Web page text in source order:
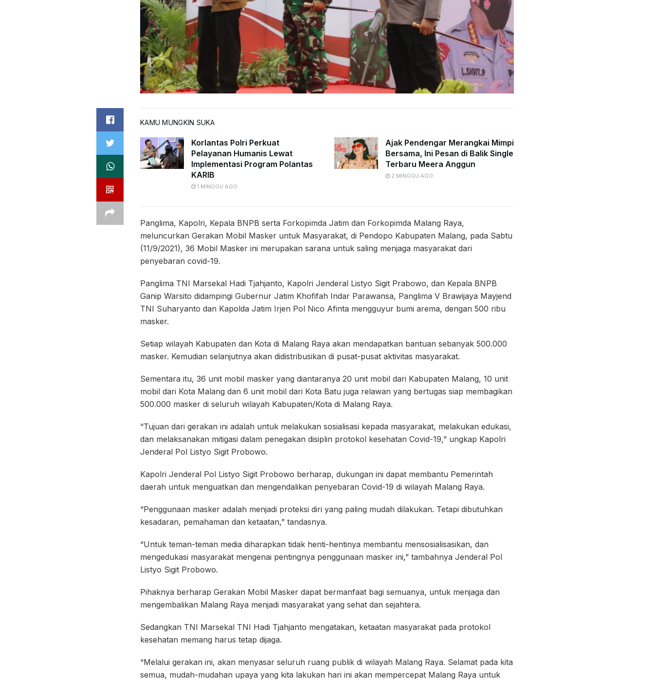
KAMU MUNGKIN SUKA
Korlantas Polri Perkuat
Pelayanan Humanis Lewat
Implementasi Program Polantas
KARIB
1 MINGGU AGO
Ajak Pendengar Merangkai Mimpi
Bersama, Ini Pesan di Balik Single
Terbaru Meera Anggun
2 MINGGU AGO
Panglima, Kapolri, Kepala BNPB serta Forkopimda Jatim dan Forkopimda Malang Raya,
meluncurkan Gerakan Mobil Masker untuk Masyarakat, di Pendopo Kabupaten Malang, pada Sabtu
(11/9/2021), 36 Mobil Masker ini merupakan sarana untuk saling menjaga masyarakat dari
penyebaran covid-19.
Panglima TNI Marsekal Hadi Tjahjanto, Kapolri Jenderal Listyo Sigit Prabowo, dan Kepala BNPB
Ganip Warsito didampingi Gubernur Jatim Khofifah Indar Parawansa, Panglima V Brawijaya Mayjend
TNI Suharyanto dan Kapolda Jatim Irjen Pol Nico Afinta mengguyur bumi arema, dengan 500 ribu
masker.
Setiap wilayah Kabupaten dan Kota di Malang Raya akan mendapatkan bantuan sebanyak 500.000
masker. Kemudian selanjutnya akan didistribusikan di pusat-pusat aktivitas masyarakat.
Sementara itu, 36 unit mobil masker yang diantaranya 20 unit mobil dari Kabupaten Malang, 10 unit
mobil dari Kota Malang dan 6 unit mobil dari Kota Batu juga relawan yang bertugas siap membagikan
500.000 masker di seluruh wilayah Kabupaten/Kota di Malang Raya.
“Tujuan dari gerakan ini adalah untuk melakukan sosialisasi kepada masyarakat, melakukan edukasi,
dan melaksanakan mitigasi dalam penegakan disiplin protokol kesehatan Covid-19,” ungkap Kapolri
Jenderal Pol Listyo Sigit Probowo.
Kapolri Jenderal Pol Listyo Sigit Probowo berharap, dukungan ini dapat membantu Pemerintah
daerah untuk menguatkan dan mengendalikan penyebaran Covid-19 di wilayah Malang Raya.
“Penggunaan masker adalah menjadi proteksi diri yang paling mudah dilakukan. Tetapi dibutuhkan
kesadaran, pemahaman dan ketaatan,” tandasnya.
“Untuk teman-teman media diharapkan tidak henti-hentinya membantu mensosialisasikan, dan
mengedukasi masyarakat mengenai pentingnya penggunaan masker ini,” tambahnya Jenderal Pol
Listyo Sigit Probowo.
Pihaknya berharap Gerakan Mobil Masker dapat bermanfaat bagi semuanya, untuk menjaga dan
mengembalikan Malang Raya menjadi masyarakat yang sehat dan sejahtera.
Sedangkan TNI Marsekal TNI Hadi Tjahjanto mengatakan, ketaatan masyarakat pada protokol
kesehatan memang harus tetap dijaga.
“Melalui gerakan ini, akan menyasar seluruh ruang publik di wilayah Malang Raya. Selamat pada kita
semua, mudah-mudahan upaya yang kita lakukan hari ini akan mempercepat Malang Raya untuk